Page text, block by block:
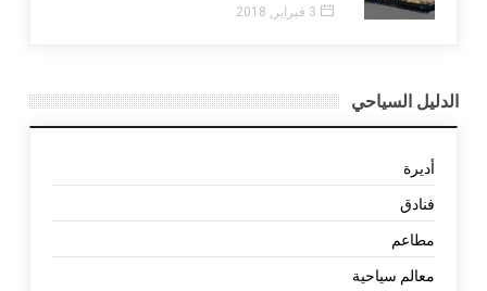
3 فبراير, 2018
الدليل السياحي
أديرة
فنادق
مطاعم
معالم سياحية